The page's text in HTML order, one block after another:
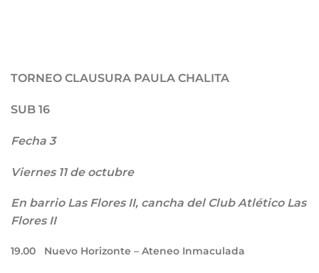
TORNEO CLAUSURA PAULA CHALITA
SUB 16
Fecha 3
Viernes 11 de octubre
En barrio Las Flores II, cancha del Club Atlético Las
Flores II
19.00 Nuevo Horizonte – Ateneo Inmaculada